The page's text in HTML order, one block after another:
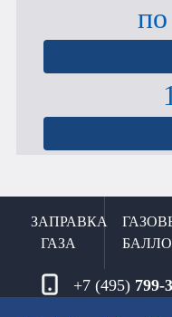
ЗАПРАВКА
ГАЗА
+7 (495) 799-